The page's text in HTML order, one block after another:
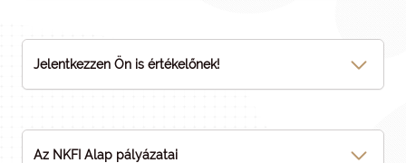
Jelentkezzen Ön is értékelőnek!
Az NKFI Alap pályázatai